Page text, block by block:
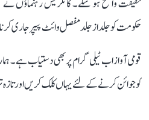
حقیقت واضح ہو سکے۔ کانگریس رہنماؤں نے
حکومت کو جلد از جلد مفصل وائٹ پیپر جاری
قومی آواز اب ٹیلی گرام پر بھی دستیاب ہے۔
کو جوائن کرنے کے لئے یہاں کلک کریں اور